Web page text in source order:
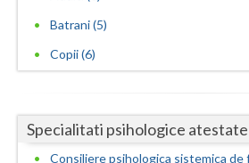
Batrani (5)
Copii (6)
Specialitati psihologice atestate
Consiliere psihologica sistemica de